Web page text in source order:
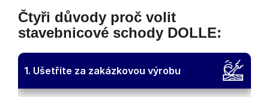
Čtyři důvody proč volit
stavebnicové schody DOLLE:
1. Ušetříte za zakázkovou výrobu